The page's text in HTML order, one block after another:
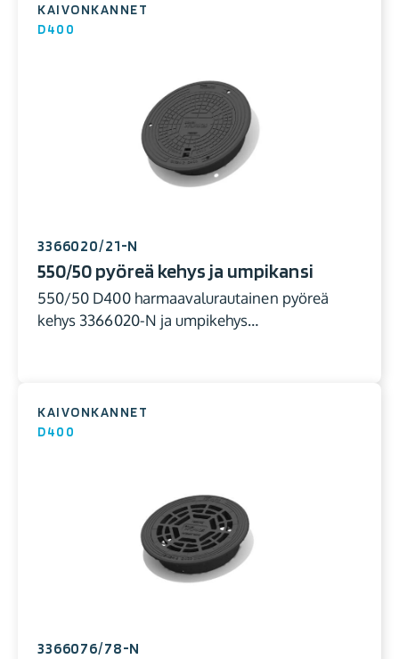
KAIVONKANNET
D400
3366020/21-N
550/50 pyöreä kehys ja umpikansi
550/50 D400 harmaavalurautainen pyöreä
kehys 3366020-N ja umpikehys…
KAIVONKANNET
D400
3366076/78-N